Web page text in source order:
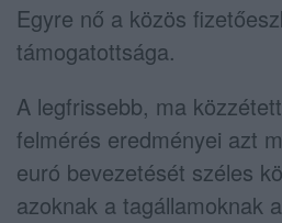
Egyre nő a közös
támogatottsága.
A legfrissebb, ma
felmérés eredményei azt
euró bevezetését széles
azoknak a tagállamoknak